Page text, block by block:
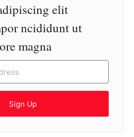
elit
ncididunt ut
magna
Sign Up